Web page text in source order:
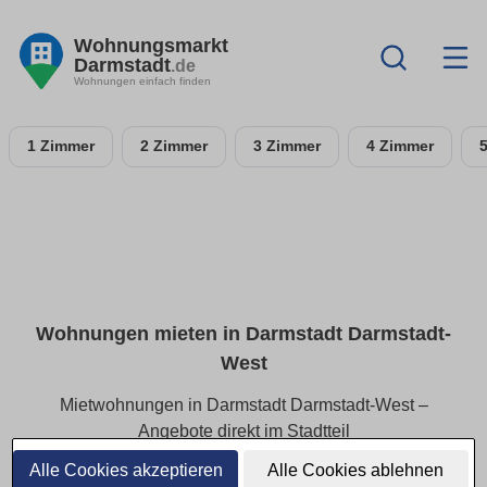
Alle Cookies akzeptieren Alle Cookies ablehnen
Wohnungsmarkt
Darmstadt.de
Wohnungen einfach finden
1 Zimmer 2 Zimmer 3 Zimmer 4 Zimmer
Wohnungen mieten in Darmstadt Darmstadt-
West
Mietwohnungen in Darmstadt Darmstadt-West –
Angebote direkt im Stadtteil
In Darmstadt Darmstadt-West finden Sie eine vielfältige